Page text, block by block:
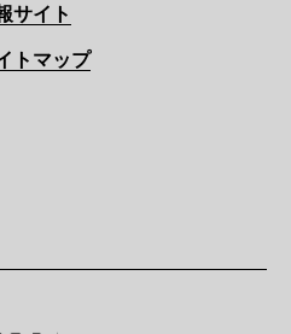
サイト
トマップ